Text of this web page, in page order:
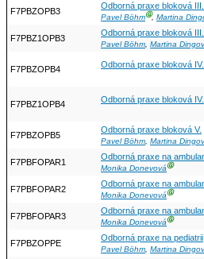
F7PBZOPB3
Odborná praxe bloková III.
Pavel BöhmⒼ, Martina
F7PBZ1OPB3
Odborná praxe bloková III.
Pavel Böhm, Martina
F7PBZOPB4 Odborná praxe bloková IV.
F7PBZ1OPB4 Odborná praxe bloková IV.
F7PBZOPB5
Odborná praxe bloková V.
Pavel Böhm, Martina
F7PBFOPAR1
Odborná praxe na
Monika DonevováⒼ
F7PBFOPAR2
Odborná praxe na
Monika DonevováⒼ
F7PBFOPAR3
Odborná praxe na
Monika DonevováⒼ
F7PBZOPPE
Odborná praxe na pediatrii
Pavel Böhm, Martina